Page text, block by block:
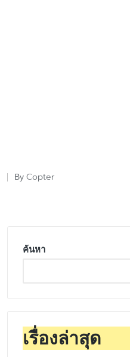
Posted
By Copter
ค้นหา
เรื่องล่าสุด